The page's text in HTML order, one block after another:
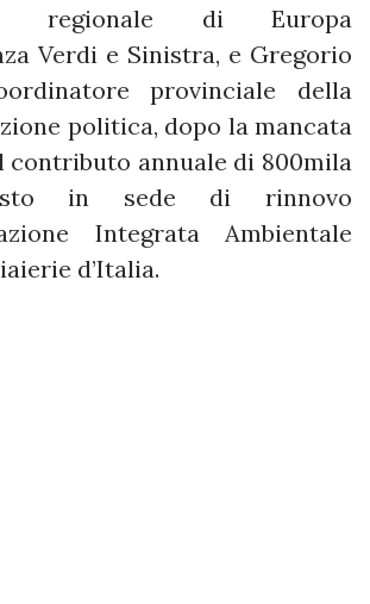
regionale di Europa
Verdi e Sinistra, e Gregorio
provinciale della
politica, dopo la mancata
contributo annuale di 800mila
in sede di rinnovo
Integrata Ambientale
d’Italia.